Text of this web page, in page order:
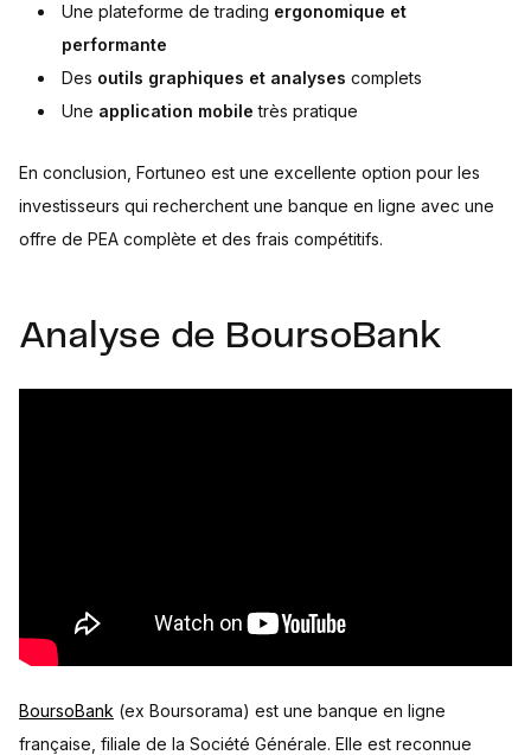
Une plateforme de trading ergonomique et
performante
Des outils graphiques et analyses complets
Une application mobile très pratique
En conclusion, Fortuneo est une excellente option pour les
investisseurs qui recherchent une banque en ligne avec une
offre de PEA complète et des frais compétitifs.
Analyse de BoursoBank
BoursoBank (ex Boursorama) est une banque en ligne
française, filiale de la Société Générale. Elle est reconnue